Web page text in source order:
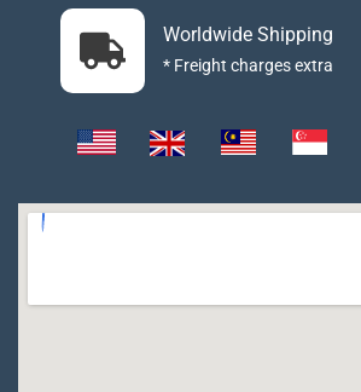
Worldwide Shipping
* Freight charges extra